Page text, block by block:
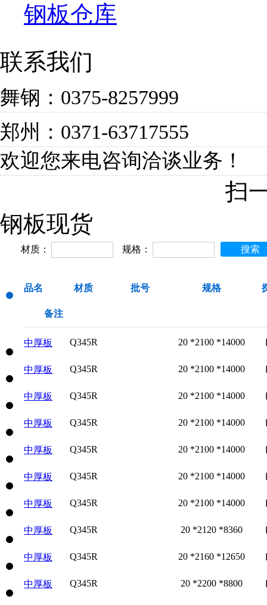
钢板仓库
联系我们
舞钢：0375-8257999
郑州：0371-63717555
欢迎您来电咨询洽谈业务！
扫
钢板现货
材质： 规格： 搜索
品名 材质 批号 规格
备注
中厚板 Q345R 20 *2100 *14000
中厚板 Q345R 20 *2100 *14000
中厚板 Q345R 20 *2100 *14000
中厚板 Q345R 20 *2100 *14000
中厚板 Q345R 20 *2100 *14000
中厚板 Q345R 20 *2100 *14000
中厚板 Q345R 20 *2100 *14000
中厚板 Q345R 20 *2120 *8360
中厚板 Q345R 20 *2160 *12650
中厚板 Q345R 20 *2200 *8800